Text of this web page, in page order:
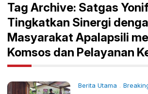
Tag Archive: Satgas
Tingkatkan Sinergi
Masyarakat Apalapsili
Komsos dan Pelayanan
Berita Utama .